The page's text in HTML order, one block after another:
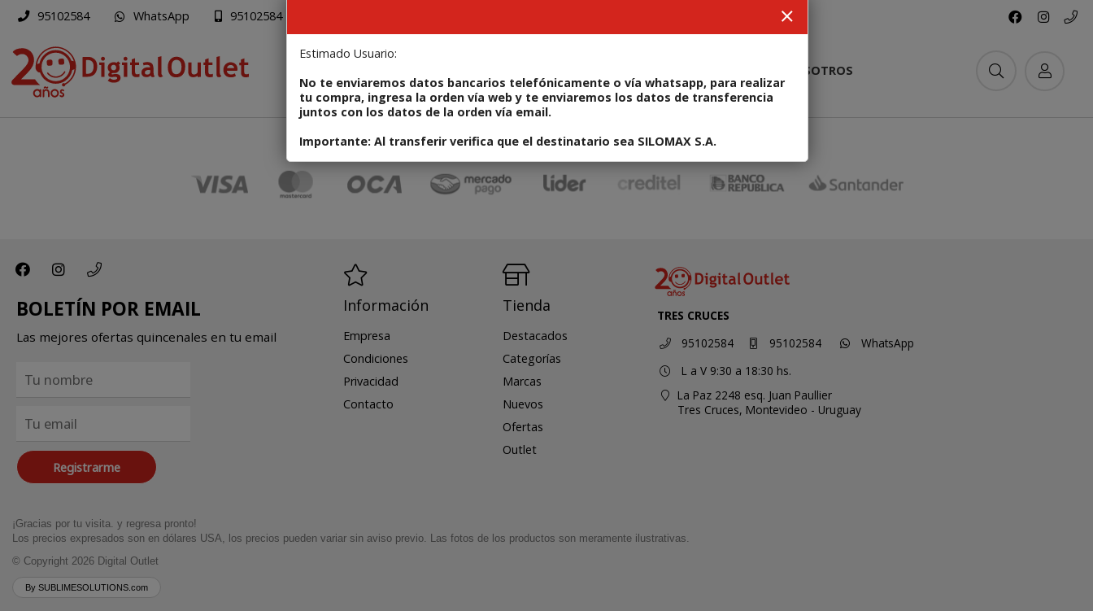
Estimado Usuario:
No te enviaremos datos bancarios telefónicamente o vía whatsapp, para realizar
tu compra, ingresa la orden vía web y te enviaremos los datos de transferencia
juntos con los datos de la orden vía email.
Importante: Al transferir verifica que el destinatario sea SILOMAX S.A.
95102584 WhatsApp 95102584
NOSOTROS
BOLETÍN POR EMAIL
Las mejores ofertas quincenales en tu email
Registrarme
Información
Empresa
Condiciones
Privacidad
Contacto
Tienda
Destacados
Categorías
Marcas
Nuevos
Ofertas
Outlet
TRES CRUCES
95102584
95102584
WhatsApp
L a V 9:30 a 18:30 hs.
La Paz 2248 esq. Juan Paullier
Tres Cruces, Montevideo - Uruguay
¡Gracias por tu visita. y regresa pronto!
Los precios expresados son en dólares USA, los precios pueden variar sin aviso previo. Las fotos de los productos son meramente ilustrativas.
© Copyright 2026 Digital Outlet
By SUBLIMESOLUTIONS.com